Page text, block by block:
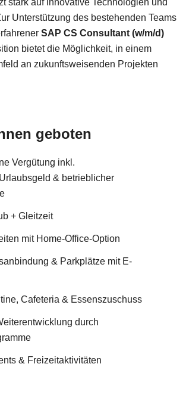
stark auf innovative Technologien und
Unterstützung des bestehenden Teams
SAP CS Consultant (w/m/d)
bietet die Möglichkeit, in einem
an zukunftsweisenden Projekten
geboten
Vergütung inkl.
& betrieblicher
+ Gleitzeit
mit Home-Office-Option
& Parkplätze mit E-
Cafeteria & Essenszuschuss
durch
& Freizeitaktivitäten